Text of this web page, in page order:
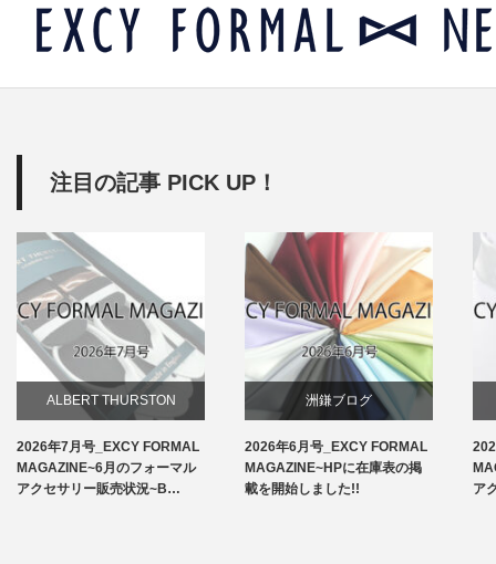
注目の記事 PICK UP！
ALBERT THURSTON
お知らせ
2026年7月号_EXCY FORMAL
MAGAZINE~6月のフォーマル
アクセサリー販売状況~B…
洲鎌ブログ
2026年6月号_EXCY FORMAL
MAGAZINE~HPに在庫表の掲
載を開始しました!!
ア